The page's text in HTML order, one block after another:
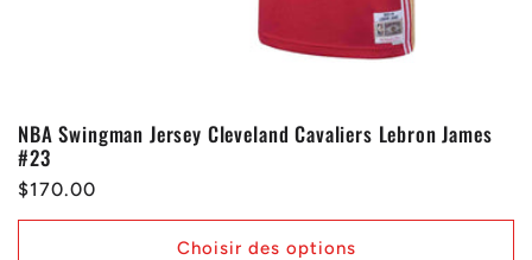
NBA Swingman Jersey Cleveland Cavaliers Lebron James
#23
Prix
habituel
$170.00
Choisir des options